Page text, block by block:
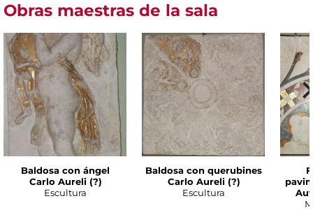
Obras maestras de la sala
Baldosa con ángel
Carlo Aureli (?)
Escultura
Baldosa con querubines
Carlo Aureli (?)
Escultura